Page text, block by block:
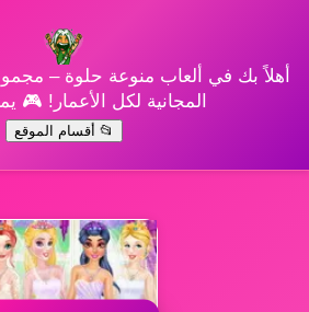
أهلاً بك في ألعاب منوعة حلوة –
المجانية لكل الأعمار! 🎮
📂 أقسام الموقع